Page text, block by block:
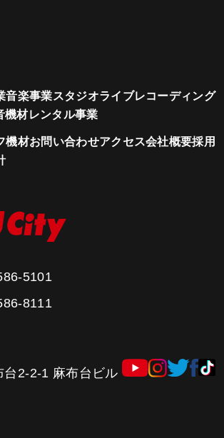
音楽事業スタジオライブレコーディング
機材レンタル事業
機材お問い合わせアクセス会社概要採用
5101
8111
台2-2-1 麻布台ビル